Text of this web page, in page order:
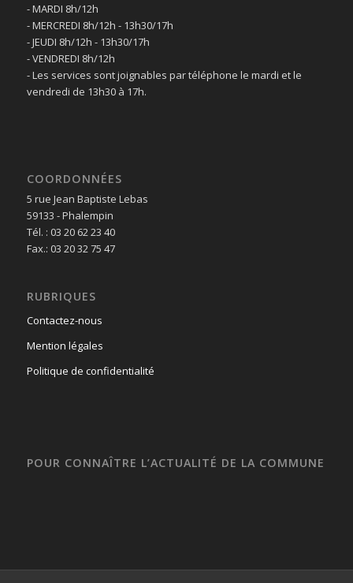
- MARDI 8h/12h
- MERCREDI 8h/12h - 13h30/17h
- JEUDI 8h/12h - 13h30/17h
- VENDREDI 8h/12h
- Les services sont joignables par téléphone le mardi et le
vendredi de 13h30 à 17h.
COORDONNÉES
5 rue Jean Baptiste Lebas
59133 - Phalempin
Tél. : 03 20 62 23 40
Fax.: 03 20 32 75 47
RUBRIQUES
Contactez-nous
Mention légales
Politique de confidentialité
POUR CONNAÎTRE L’ACTUALITÉ DE LA COMMUNE